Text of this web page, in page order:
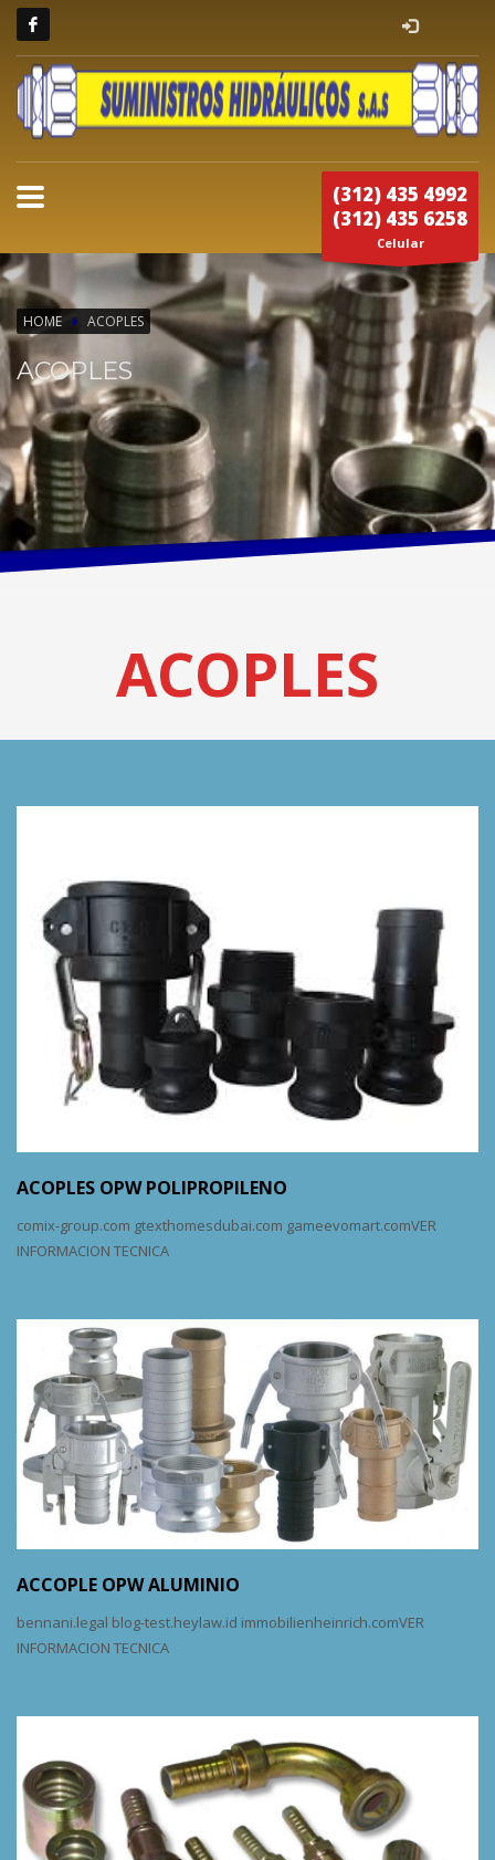
(312) 435 4992
(312) 435 6258
Celular
HOME ACOPLES
ACOPLES
ACOPLES
ACOPLES OPW POLIPROPILENO
comix-group.com gtexthomesdubai.com gameevomart.comVER
INFORMACION TECNICA
ACCOPLE OPW ALUMINIO
bennani.legal blog-test.heylaw.id immobilienheinrich.comVER
INFORMACION TECNICA